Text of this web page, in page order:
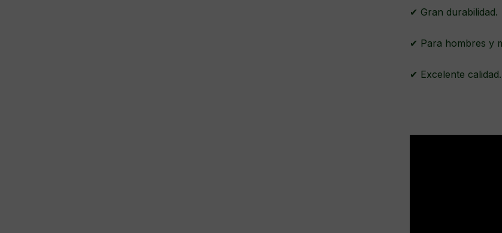
✔ Gran durabilidad.
✔ Para hombres y
✔ Excelente calidad.